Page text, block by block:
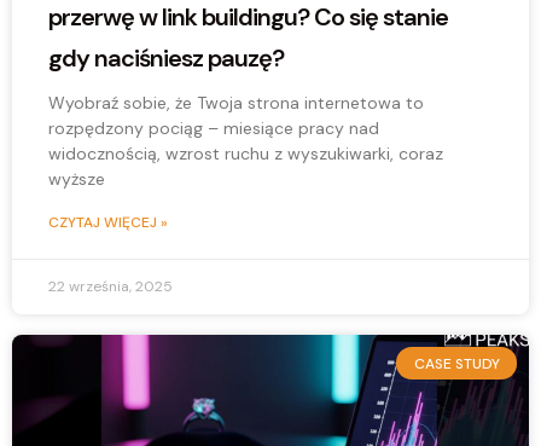
przerwę w link buildingu? Co się stanie
gdy naciśniesz pauzę?
Wyobraź sobie, że Twoja strona internetowa to
rozpędzony pociąg – miesiące pracy nad
widocznością, wzrost ruchu z wyszukiwarki, coraz
wyższe
CZYTAJ WIĘCEJ »
22 września, 2025
CASE STUDY